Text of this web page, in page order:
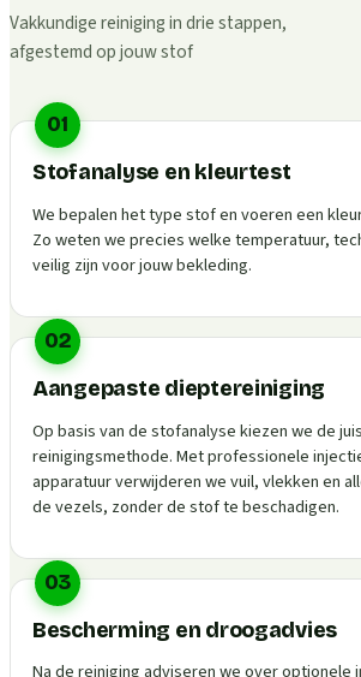
Vakkundige reiniging in drie stappen,
afgestemd op jouw stof
01
Stofanalyse en kleurtest
We bepalen het type stof en voeren een
Zo weten we precies welke temperatuur,
veilig zijn voor jouw bekleding.
02
Aangepaste dieptereiniging
Op basis van de stofanalyse kiezen we de
reinigingsmethode. Met professionele
apparatuur verwijderen we vuil, vlekken en
de vezels, zonder de stof te beschadigen.
03
Bescherming en droogadvies